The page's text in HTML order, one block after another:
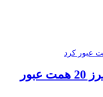
ارزش معاملات خرد از مرز 20 همت عبور